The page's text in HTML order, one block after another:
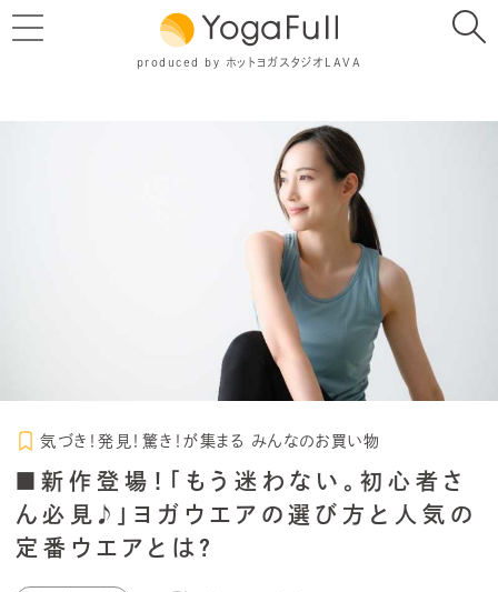
produced by ホットヨガスタジオLAVA
気づき！発見！驚き！が集まる みんなのお買い物
■新作登場！「もう迷わない。初心者さ
ん必見♪」ヨガウエアの選び方と人気の
定番ウエアとは？